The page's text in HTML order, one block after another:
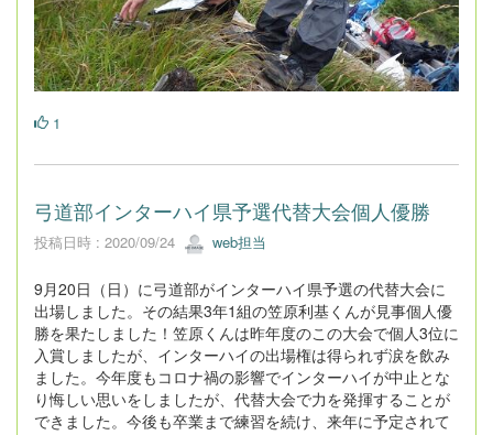
1
弓道部インターハイ県予選代替大会個人優勝
投稿日時 : 2020/09/24 web担当
9月20日（日）に弓道部がインターハイ県予選の代替大会に
出場しました。その結果3年1組の笠原利基くんが見事個人優
勝を果たしました！笠原くんは昨年度のこの大会で個人3位に
入賞しましたが、インターハイの出場権は得られず涙を飲み
ました。今年度もコロナ禍の影響でインターハイが中止とな
り悔しい思いをしましたが、代替大会で力を発揮することが
できました。今後も卒業まで練習を続け、来年に予定されて